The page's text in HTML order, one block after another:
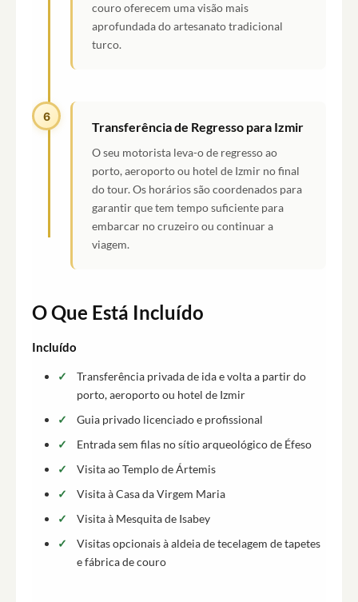
couro oferecem uma visão mais
aprofundada do artesanato tradicional
turco.
6
Transferência de Regresso para Izmir
O seu motorista leva-o de regresso ao
porto, aeroporto ou hotel de Izmir no final
do tour. Os horários são coordenados para
garantir que tem tempo suficiente para
embarcar no cruzeiro ou continuar a
viagem.
O Que Está Incluído
Incluído
Transferência privada de ida e volta a partir do
porto, aeroporto ou hotel de Izmir
Guia privado licenciado e profissional
Entrada sem filas no sítio arqueológico de Éfeso
Visita ao Templo de Ártemis
Visita à Casa da Virgem Maria
Visita à Mesquita de Isabey
Visitas opcionais à aldeia de tecelagem de tapetes
e fábrica de couro